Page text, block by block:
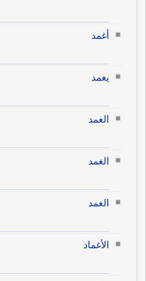
أغمد
يغمد
الغمد
الغمد
الغمد
الأغماد